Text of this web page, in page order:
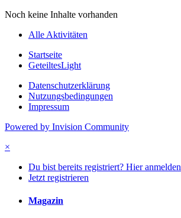
Noch keine Inhalte vorhanden
Alle Aktivitäten
Startseite
GeteiltesLight
Datenschutzerklärung
Nutzungsbedingungen
Impressum
Powered by Invision Community
×
Du bist bereits registriert? Hier anmelden
Jetzt registrieren
Magazin